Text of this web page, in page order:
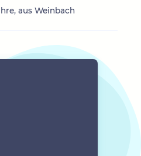
aus Weinbach